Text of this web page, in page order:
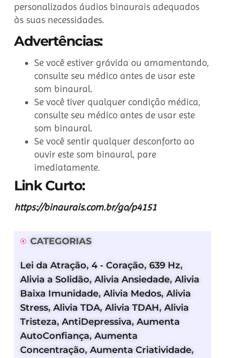
personalizados áudios binaurais adequados
às suas necessidades.
Advertências:
Se você estiver grávida ou amamentando,
consulte seu médico antes de usar este
som binaural.
Se você tiver qualquer condição médica,
consulte seu médico antes de usar este
som binaural.
Se você sentir qualquer desconforto ao
ouvir este som binaural, pare
imediatamente.
Link Curto:
https://binaurais.com.br/go/p4151
CATEGORIAS
Lei da Atração, 4 - Coração, 639 Hz,
Alivia a Solidão, Alivia Ansiedade, Alivia
Baixa Imunidade, Alivia Medos, Alivia
Stress, Alivia TDA, Alivia TDAH, Alivia
Tristeza, AntiDepressiva, Aumenta
AutoConfiança, Aumenta
Concentração, Aumenta Criatividade,